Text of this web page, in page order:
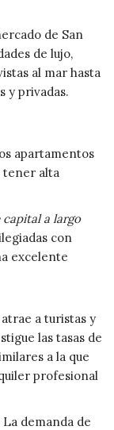
de San
de lujo,
al mar hasta
y privadas.
apartamentos
tener alta
capital a largo
con
excelente
a turistas y
las tasas de
a la que
profesional
La demanda de